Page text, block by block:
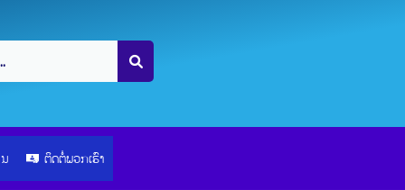
ຕິດຕໍ່ພວກເຮົາ